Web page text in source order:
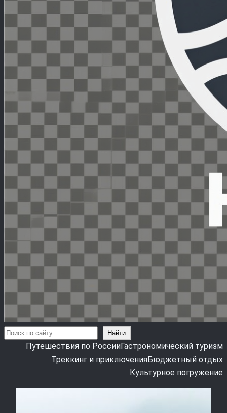
Поиск Найти
Путешествия по РоссииГастрономический туризм
Треккинг и приключенияБюджетный отдых
Культурное погружение